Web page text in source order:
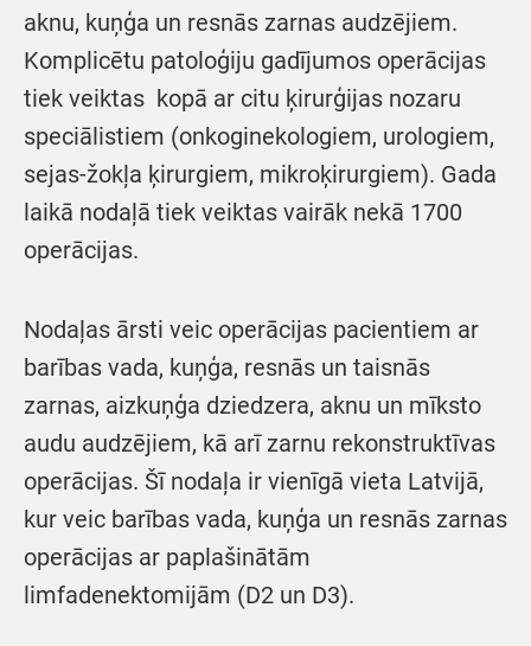
aknu, kuņģa un resnās zarnas audzējiem.
Komplicētu patoloģiju gadījumos operācijas
tiek veiktas kopā ar citu ķirurģijas nozaru
speciālistiem (onkoginekologiem, urologiem,
sejas-žokļa ķirurgiem, mikroķirurgiem). Gada
laikā nodaļā tiek veiktas vairāk nekā 1700
operācijas.
Nodaļas ārsti veic operācijas pacientiem ar
barības vada, kuņģa, resnās un taisnās
zarnas, aizkuņģa dziedzera, aknu un mīksto
audu audzējiem, kā arī zarnu rekonstruktīvas
operācijas. Šī nodaļa ir vienīgā vieta Latvijā,
kur veic barības vada, kuņģa un resnās zarnas
operācijas ar paplašinātām
limfadenektomijām (D2 un D3).